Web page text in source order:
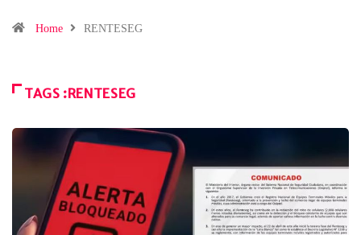
Home
RENTESEG
TAGS :RENTESEG